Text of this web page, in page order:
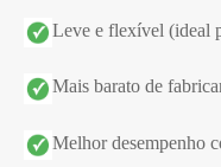
Leve e flexível (ideal
Mais barato de
Melhor desempenho